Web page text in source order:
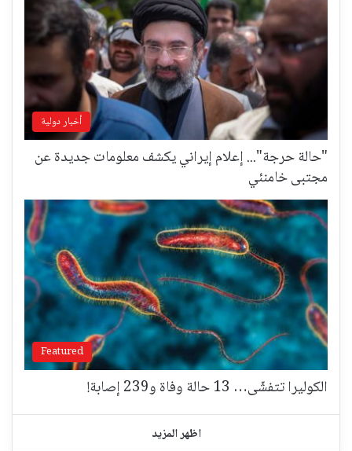
أخبار دولية
"حالة حرجة"... إعلام إيراني يكشف معلومات جديدة عن
مجتبى خامنئي
Featured
الكوليرا تتفشّى… 13 حالة وفاة و239 إصابة!
اظهر المزيد